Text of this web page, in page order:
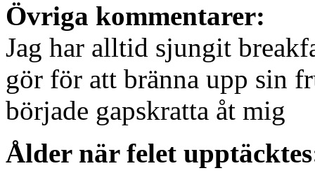
Övriga kommentarer:
Jag har alltid sjungit
gör för att bränna upp sin
började gapskratta åt mig
Ålder när felet